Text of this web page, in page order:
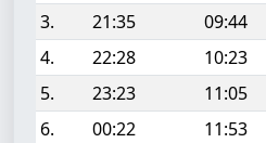
3.
21:35 09:44
4.
22:28 10:23
5.
23:23 11:05
6.
00:22 11:53